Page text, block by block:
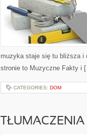
muzyka staje się tu bliższa i
stronie to Muzyczne Fakty i
CATEGORIES: DOM
TŁUMACZENIA